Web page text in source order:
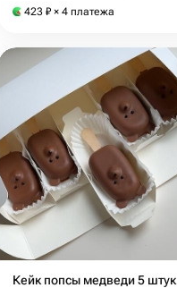
423 ₽ × 4 платежа
Кейк попсы медведи 5 штук